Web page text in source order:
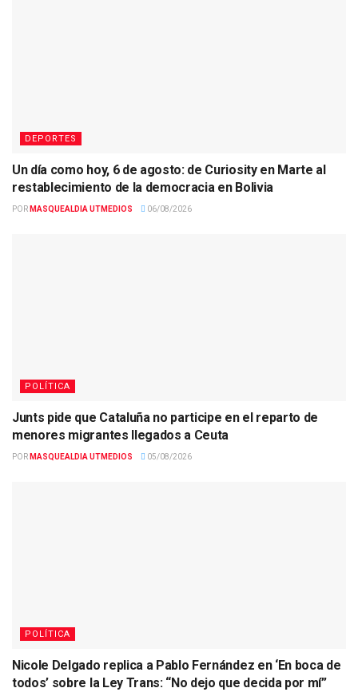
DEPORTES
Un día como hoy, 6 de agosto: de Curiosity en Marte al
restablecimiento de la democracia en Bolivia
POR MASQUEALDIA UTMEDIOS 06/08/2026
POLÍTICA
Junts pide que Cataluña no participe en el reparto de
menores migrantes llegados a Ceuta
POR MASQUEALDIA UTMEDIOS 05/08/2026
POLÍTICA
Nicole Delgado replica a Pablo Fernández en ‘En boca de
todos’ sobre la Ley Trans: “No dejo que decida por mí”